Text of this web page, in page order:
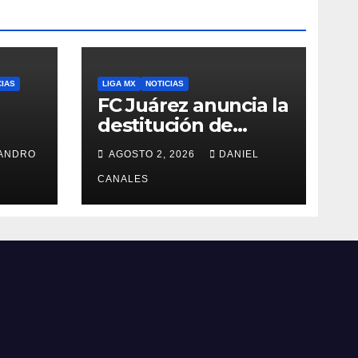
LIGA MX NOTICIAS
FC Juárez anuncia la
destitución de
Pedro Caixinha
AGOSTO 2, 2026 DANIEL
CANALES